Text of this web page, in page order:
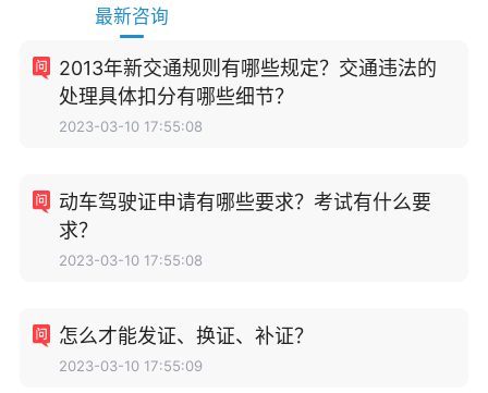
最新咨询
2013年新交通规则有哪些规定？交通违法的
处理具体扣分有哪些细节？
2023-03-10 17:55:08
动车驾驶证申请有哪些要求？考试有什么要
求？
2023-03-10 17:55:08
怎么才能发证、换证、补证？
2023-03-10 17:55:09